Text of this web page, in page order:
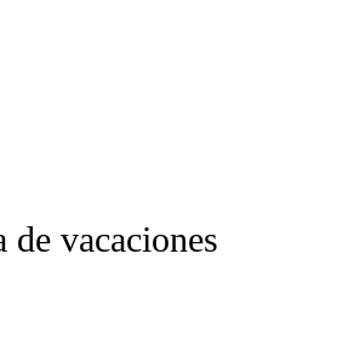
"CNN-SPANISH".
de vacaciones